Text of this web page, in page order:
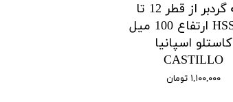
مته گردبر از قطر 12 تا
100 HSS ارتفاع 100 میل
کاستلو اسپانیا
CASTILLO
۱,۱۰۰,۰۰۰ تومان